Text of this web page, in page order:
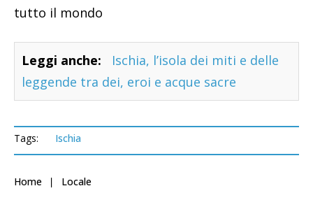
tutto il mondo
Leggi anche:
Ischia, l’isola dei miti e delle
leggende tra dei, eroi e acque sacre
Tags: Ischia
Home Locale